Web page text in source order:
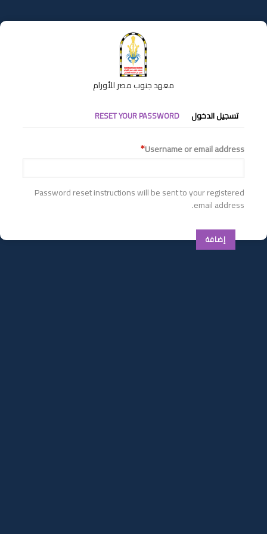
إلى
المحتوى
معهد جنوب مصر للأورام
التبويبات
الأساسية
تسجيل الدخول RESET YOUR PASSWORD
Username or email address
Password reset instructions will be sent to your registered
email address.